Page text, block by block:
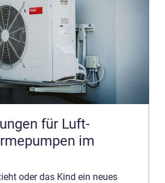
für Luft-
im
oder das Kind ein neues